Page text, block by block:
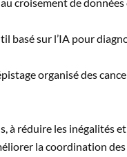
basé sur l’IA pour
organisé des
à réduire les inégalités
la coordination